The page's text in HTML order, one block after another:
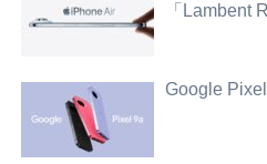
「Lambent
Google